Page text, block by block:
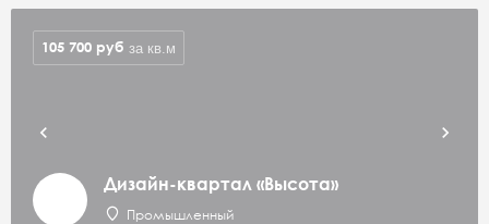
Дизайн-квартал «Высота»
Промышленный
105 700 руб за кв.м